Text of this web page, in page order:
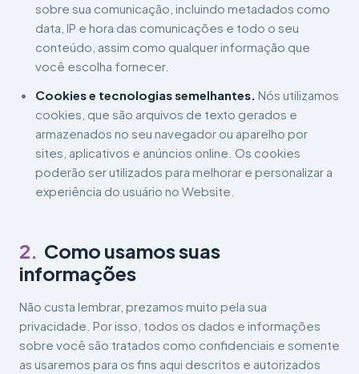
sobre sua comunicação, incluindo metadados como
data, IP e hora das comunicações e todo o seu
conteúdo, assim como qualquer informação que
você escolha fornecer.
Cookies e tecnologias semelhantes. Nós utilizamos
cookies, que são arquivos de texto gerados e
armazenados no seu navegador ou aparelho por
sites, aplicativos e anúncios online. Os cookies
poderão ser utilizados para melhorar e personalizar a
experiência do usuário no Website.
2. Como usamos suas
informações
Não custa lembrar, prezamos muito pela sua
privacidade. Por isso, todos os dados e informações
sobre você são tratados como confidenciais e somente
as usaremos para os fins aqui descritos e autorizados